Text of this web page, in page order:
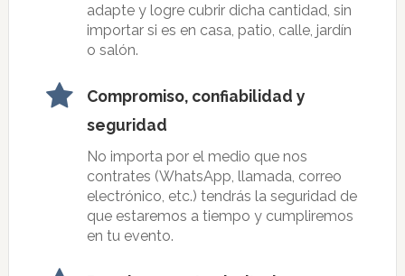
adapte y logre cubrir dicha cantidad, sin
importar si es en casa, patio, calle, jardín
o salón.
Compromiso, confiabilidad y
seguridad
No importa por el medio que nos
contrates (WhatsApp, llamada, correo
electrónico, etc.) tendrás la seguridad de
que estaremos a tiempo y cumpliremos
en tu evento.